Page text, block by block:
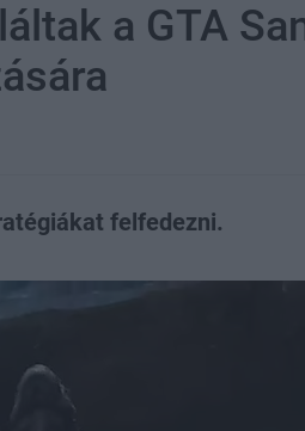
a GTA
felfedezni.